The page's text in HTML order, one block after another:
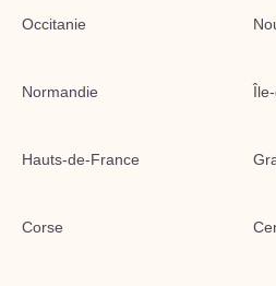
Occitanie
Normandie
Hauts-de-France
Corse